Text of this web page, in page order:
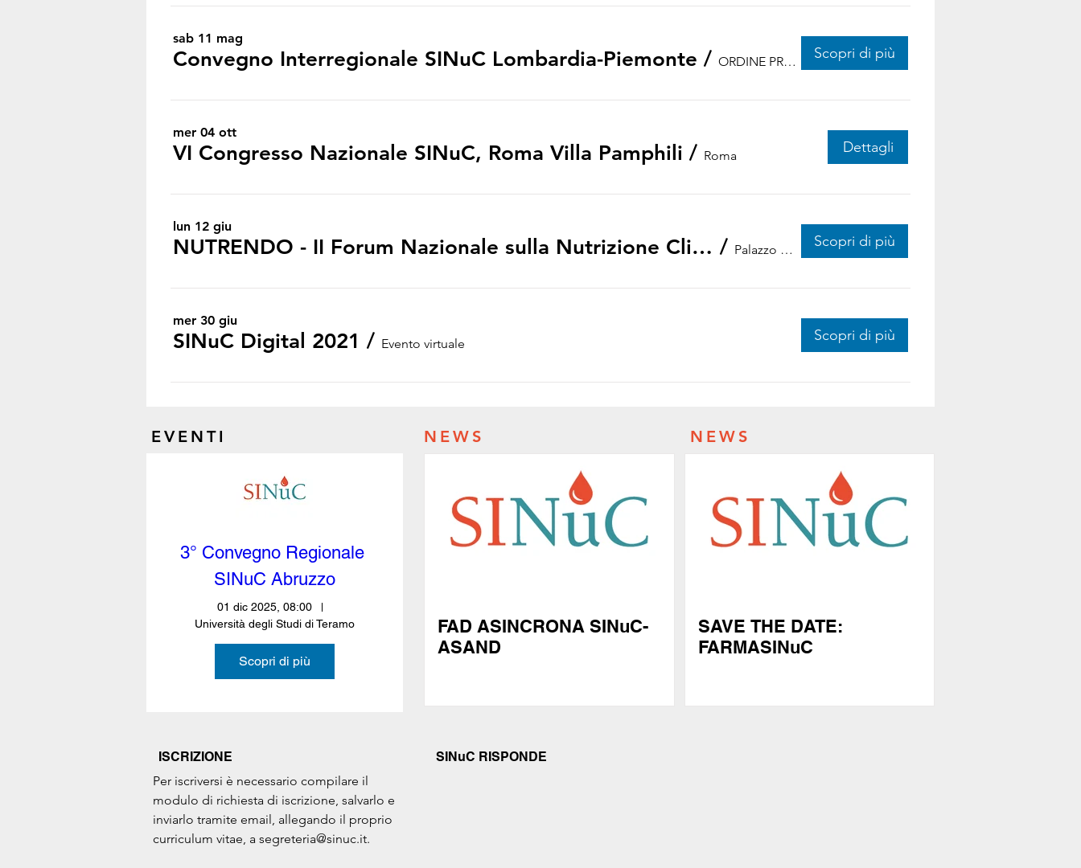
sab 11 mag
Convegno Interregionale SINuC Lombardia-Piemonte / ORDINE PROVINCIALE DEI MEDICI CHIRURGHI Scopri di più
mer 04 ott
VI Congresso Nazionale SINuC, Roma Villa Pamphili / Roma Dettagli
lun 12 giu
NUTRENDO - II Forum Nazionale sulla Nutrizione Clinica, Roma / Palazzo Merulana Scopri di più
mer 30 giu
SINuC Digital 2021 / Evento virtuale Scopri di più
EVENTI
3° Convegno Regionale
SINuC Abruzzo
01 dic 2025, 08:00
Università degli Studi di Teramo
Scopri di più
NEWS NEWS
FAD ASINCRONA SINuC-
ASAND
SAVE THE DATE:
FARMASINuC
ISCRIZIONE
Per iscriversi è necessario compilare il
modulo di richiesta di iscrizione, salvarlo e
inviarlo tramite email, allegando il proprio
curriculum vitae, a segreteria@sinuc.it.
SINuC RISPONDE